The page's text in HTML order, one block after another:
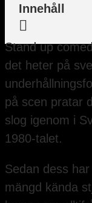
Innehåll

Stand up
det heter på
på scen pratar
slog igenom i
1980-talet.
Sedan dess
mängd kända